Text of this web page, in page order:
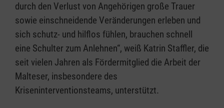
durch den Verlust von Angehörigen große Trauer
sowie einschneidende Veränderungen erleben und
sich schutz- und hilflos fühlen, brauchen schnell
eine Schulter zum Anlehnen“, weiß Katrin Staffler, die
seit vielen Jahren als Fördermitglied die Arbeit der
Malteser, insbesondere des
Kriseninterventionsteams, unterstützt.